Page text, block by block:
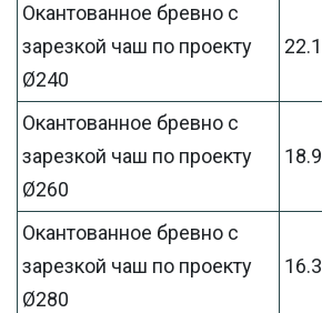
Окантованное бревно с
зарезкой чаш по проекту
Ø240
22.1
Окантованное бревно с
зарезкой чаш по проекту
Ø260
18.9
Окантованное бревно с
зарезкой чаш по проекту
Ø280
16.3